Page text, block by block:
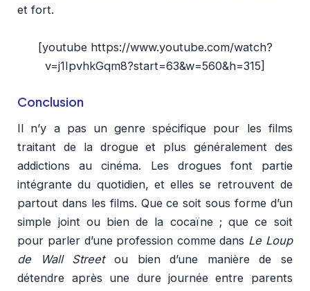
et fort.
[youtube https://www.youtube.com/watch?
v=j1IpvhkGqm8?start=63&w=560&h=315]
Conclusion
Il n’y a pas un genre spécifique pour les films
traitant de la drogue et plus généralement des
addictions au cinéma. Les drogues font partie
intégrante du quotidien, et elles se retrouvent de
partout dans les films. Que ce soit sous forme d’un
simple joint ou bien de la cocaïne ; que ce soit
pour parler d’une profession comme dans Le Loup
de Wall Streetou bien d’une manière de se
détendre après une dure journée entre parents